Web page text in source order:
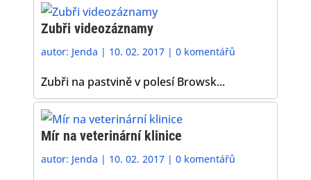
Zubři videozáznamy
autor: Jenda | 10. 02. 2017 |0 komentářů
Zubři na pastvině v polesí Browsk...
Mír na veterinární klinice
autor: Jenda | 10. 02. 2017 |0 komentářů